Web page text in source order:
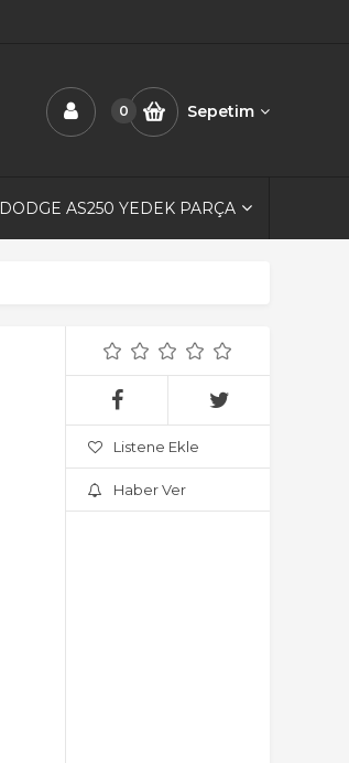
0 Sepetim
DODGE AS250 YEDEK PARÇA
Listene Ekle
Haber Ver